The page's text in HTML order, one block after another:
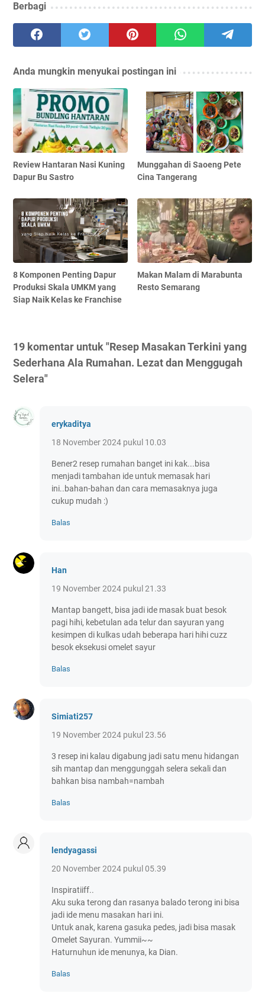
Berbagi
Anda mungkin menyukai postingan ini
Review Hantaran Nasi Kuning
Dapur Bu Sastro
Munggahan di Saoeng Pete
Cina Tangerang
8 Komponen Penting Dapur
Produksi Skala UMKM yang
Siap Naik Kelas ke Franchise
Makan Malam di Marabunta
Resto Semarang
19 komentar untuk "Resep Masakan Terkini yang
Sederhana Ala Rumahan. Lezat dan Menggugah
Selera"
erykaditya
18 November 2024 pukul 10.03
Bener2 resep rumahan banget ini kak...bisa
menjadi tambahan ide untuk memasak hari
ini..bahan-bahan dan cara memasaknya juga
cukup mudah :)
Balas
Han
19 November 2024 pukul 21.33
Mantap bangett, bisa jadi ide masak buat besok
pagi hihi, kebetulan ada telur dan sayuran yang
kesimpen di kulkas udah beberapa hari hihi cuzz
besok eksekusi omelet sayur
Balas
Simiati257
19 November 2024 pukul 23.56
3 resep ini kalau digabung jadi satu menu hidangan
sih mantap dan menggunggah selera sekali dan
bahkan bisa nambah=nambah
Balas
lendyagassi
20 November 2024 pukul 05.39
Inspiratiiff..
Aku suka terong dan rasanya balado terong ini bisa
jadi ide menu masakan hari ini.
Untuk anak, karena gasuka pedes, jadi bisa masak
Omelet Sayuran. Yummii~~
Haturnuhun ide menunya, ka Dian.
Balas